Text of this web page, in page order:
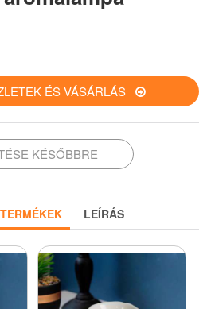
ÉS VÁSÁRLÁS
KÉSŐBBRE
LEÍRÁS